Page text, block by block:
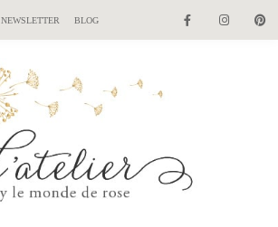
NEWSLETTER BLOG